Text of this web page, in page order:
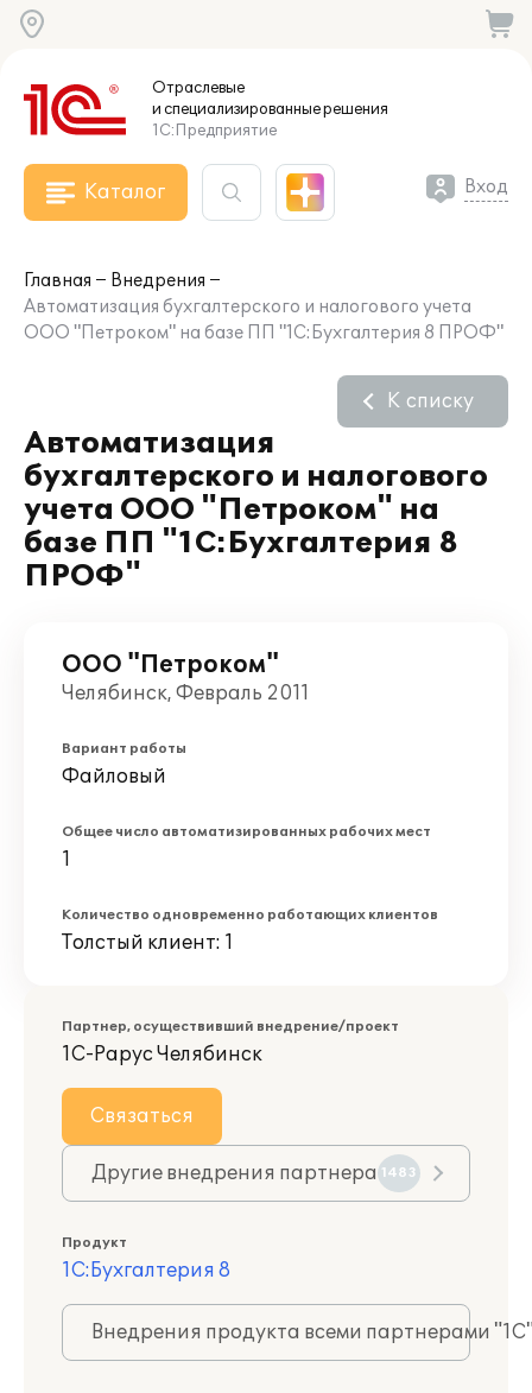
Отраслевые
и специализированныерешения
1С:Предприятие
Каталог Вход
Главная
Внедрения
Автоматизация бухгалтерского и налогового учета
ООО "Петроком" на базе ПП "1С:Бухгалтерия 8 ПРОФ"
Автоматизация
бухгалтерского и налогового
учета ООО "Петроком" на
базе ПП "1С:Бухгалтерия 8
ПРОФ"
К списку
ООО "Петроком"
Челябинск, Февраль 2011
Вариант работы
Файловый
Общее число автоматизированных рабочих мест
1
Количество одновременно работающих клиентов
Толстый клиент: 1
Партнер, осуществивший внедрение/проект
1С-Рарус Челябинск
Связаться
Другие внедрения партнера 1483
Продукт
1С:Бухгалтерия 8
Внедрения продукта всеми партнерами